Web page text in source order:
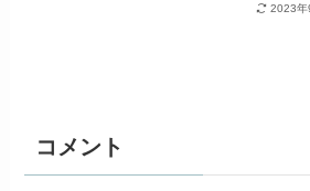
2023年
コメント